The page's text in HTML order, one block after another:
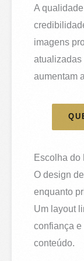
A
imagens
atualizadas
aumentam
Escolha do
O design
enquanto
Um layout
confiança
conteúdo.